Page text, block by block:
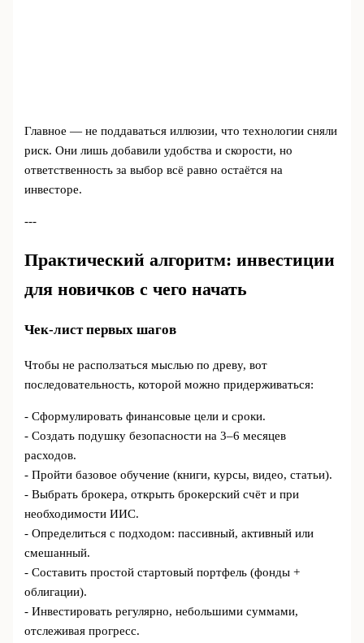
Главное — не поддаваться иллюзии, что технологии сняли
риск. Они лишь добавили удобства и скорости, но
ответственность за выбор всё равно остаётся на
инвесторе.
---
Практический алгоритм: инвестиции
для новичков с чего начать
Чек-лист первых шагов
Чтобы не расползаться мыслью по древу, вот
последовательность, которой можно придерживаться:
- Сформулировать финансовые цели и сроки.
- Создать подушку безопасности на 3–6 месяцев
расходов.
- Пройти базовое обучение (книги, курсы, видео, статьи).
- Выбрать брокера, открыть брокерский счёт и при
необходимости ИИС.
- Определиться с подходом: пассивный, активный или
смешанный.
- Составить простой стартовый портфель (фонды +
облигации).
- Инвестировать регулярно, небольшими суммами,
отслеживая прогресс.